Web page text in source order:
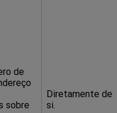
de
sobre
Diretamente de
si.